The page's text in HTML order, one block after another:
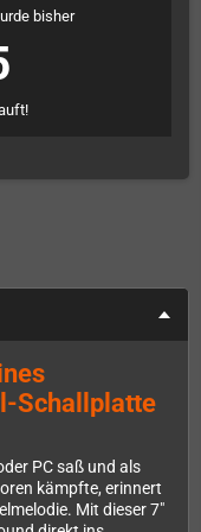
bisher
Schallplatte
PC saß und als
kämpfte, erinnert
Mit dieser 7"